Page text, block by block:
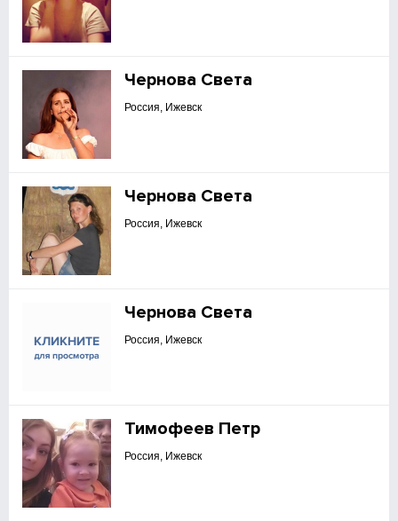
Чернова Света
Россия, Ижевск
Чернова Света
Россия, Ижевск
Чернова Света
Россия, Ижевск
Тимофеев Петр
Россия, Ижевск